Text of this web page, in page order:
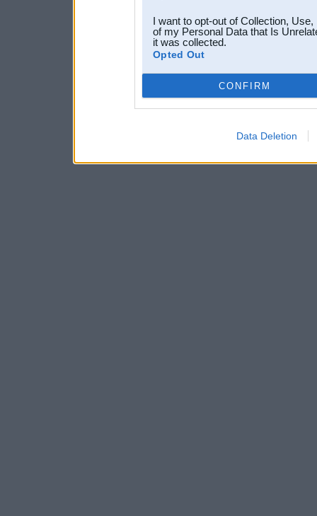
I want to opt-out of Collection,
of my Personal Data that Is
it was collected.
Opted Out
CONFIRM
Data Deletion